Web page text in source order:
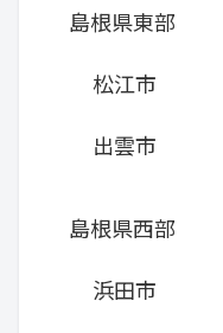
島根県東部
松江市
出雲市
島根県西部
浜田市